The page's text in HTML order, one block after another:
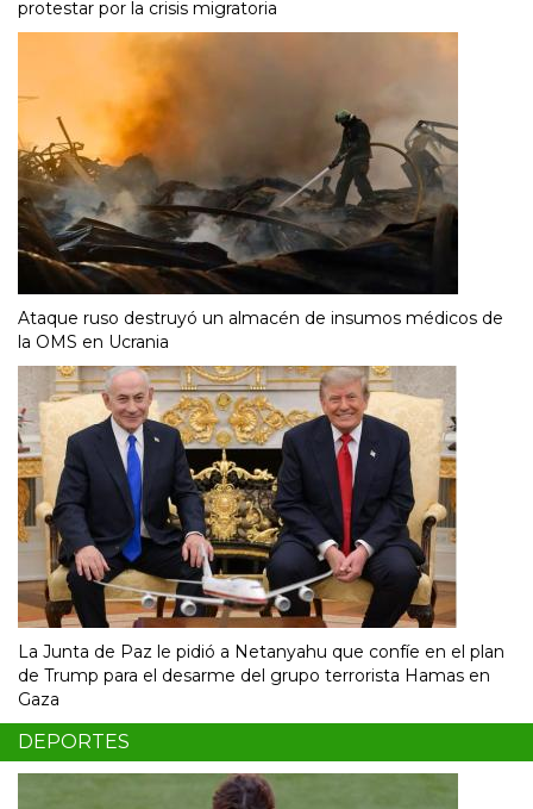
protestar por la crisis migratoria
Ataque ruso destruyó un almacén de insumos médicos de
la OMS en Ucrania
La Junta de Paz le pidió a Netanyahu que confíe en el plan
de Trump para el desarme del grupo terrorista Hamas en
Gaza
DEPORTES